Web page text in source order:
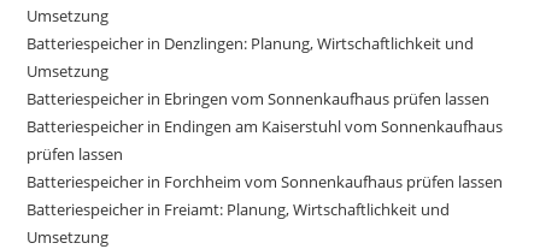
Umsetzung
Batteriespeicher in Denzlingen: Planung, Wirtschaftlichkeit und
Umsetzung
Batteriespeicher in Ebringen vom Sonnenkaufhaus prüfen lassen
Batteriespeicher in Endingen am Kaiserstuhl vom Sonnenkaufhaus
prüfen lassen
Batteriespeicher in Forchheim vom Sonnenkaufhaus prüfen lassen
Batteriespeicher in Freiamt: Planung, Wirtschaftlichkeit und
Umsetzung